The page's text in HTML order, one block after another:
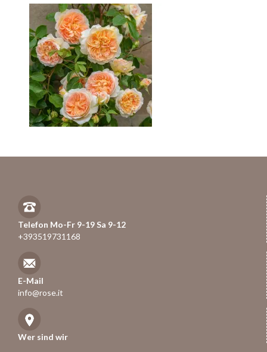
Telefon Mo-Fr 9-19 Sa 9-12
+393519731168
E-Mail
info@rose.it
Wer sind wir